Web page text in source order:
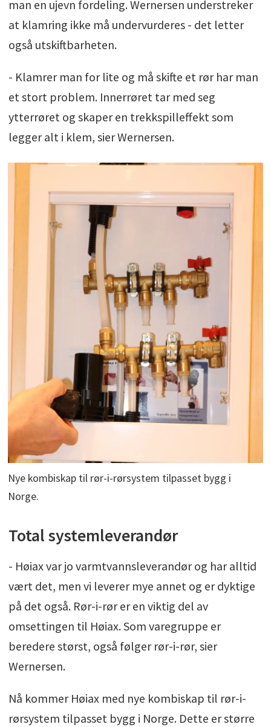
man en ujevn fordeling. Wernersen understreker
at klamring ikke må undervurderes - det letter
også utskiftbarheten.
- Klamrer man for lite og må skifte et rør har man
et stort problem. Innerrøret tar med seg
ytterrøret og skaper en trekkspilleffekt som
legger alt i klem, sier Wernersen.
Nye kombiskap til rør-i-rørsystem tilpasset bygg i
Norge.
Total systemleverandør
- Høiax var jo varmtvannsleverandør og har alltid
vært det, men vi leverer mye annet og er dyktige
på det også. Rør-i-rør er en viktig del av
omsettingen til Høiax. Som varegruppe er
beredere størst, også følger rør-i-rør, sier
Wernersen.
Nå kommer Høiax med nye kombiskap til rør-i-
rørsystem tilpasset bygg i Norge. Dette er større